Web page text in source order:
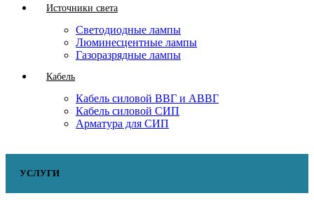
Источники света
Светодиодные лампы
Люминесцентные лампы
Газоразрядные лампы
Кабель
Кабель силовой ВВГ и АВВГ
Кабель силовой СИП
Арматура для СИП
УСЛУГИ